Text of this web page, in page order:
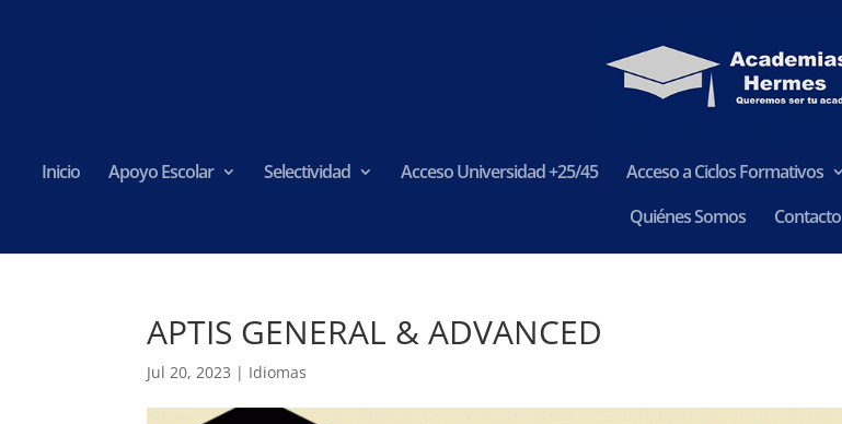
Inicio Apoyo Escolar Selectividad Acceso Universidad +25/45 Acceso a Ciclos Formativos
Quiénes Somos
Contacto
APTIS GENERAL & ADVANCED
Jul 20, 2023 | Idiomas